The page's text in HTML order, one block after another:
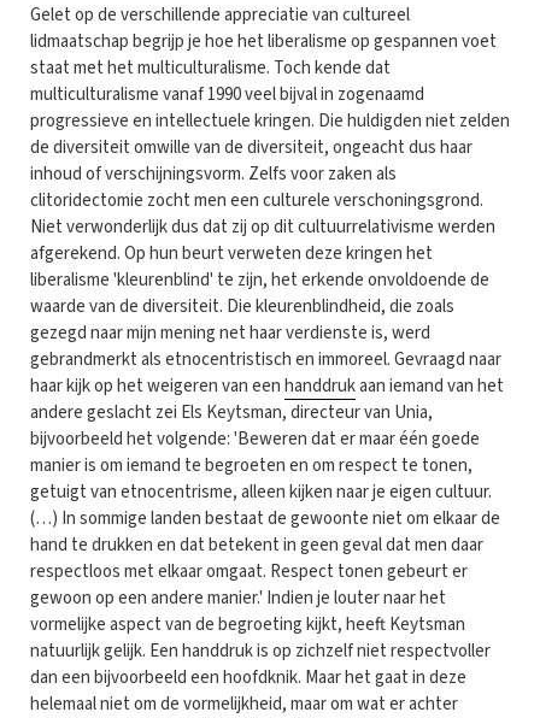
Gelet op de verschillende appreciatie van cultureel
lidmaatschap begrijp je hoe het liberalisme op gespannen voet
staat met het multiculturalisme. Toch kende dat
multiculturalisme vanaf 1990 veel bijval in zogenaamd
progressieve en intellectuele kringen. Die huldigden niet zelden
de diversiteit omwille van de diversiteit, ongeacht dus haar
inhoud of verschijningsvorm. Zelfs voor zaken als
clitoridectomie zocht men een culturele verschoningsgrond.
Niet verwonderlijk dus dat zij op dit cultuurrelativisme werden
afgerekend. Op hun beurt verweten deze kringen het
liberalisme 'kleurenblind' te zijn, het erkende onvoldoende de
waarde van de diversiteit. Die kleurenblindheid, die zoals
gezegd naar mijn mening net haar verdienste is, werd
gebrandmerkt als etnocentristisch en immoreel. Gevraagd naar
haar kijk op het weigeren van eenhanddrukaan iemand van het
andere geslacht zei Els Keytsman, directeur van Unia,
bijvoorbeeld het volgende: 'Beweren dat er maar één goede
manier is om iemand te begroeten en om respect te tonen,
getuigt van etnocentrisme, alleen kijken naar je eigen cultuur.
(…) In sommige landen bestaat de gewoonte niet om elkaar de
hand te drukken en dat betekent in geen geval dat men daar
respectloos met elkaar omgaat. Respect tonen gebeurt er
gewoon op een andere manier.' Indien je louter naar het
vormelijke aspect van de begroeting kijkt, heeft Keytsman
natuurlijk gelijk. Een handdruk is op zichzelf niet respectvoller
dan een bijvoorbeeld een hoofdknik. Maar het gaat in deze
helemaal niet om de vormelijkheid, maar om wat er achter